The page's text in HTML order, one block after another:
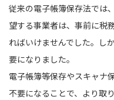
従来の電子帳簿保存法では
望する事業者は、事前に税
ればいけませんでした。し
要になりました。
電子帳簿等保存やスキャナ
不要になることで、より取